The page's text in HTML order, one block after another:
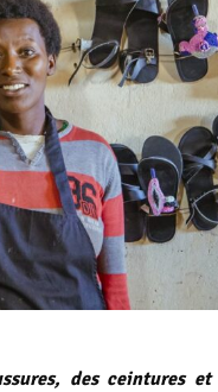
des ceintures